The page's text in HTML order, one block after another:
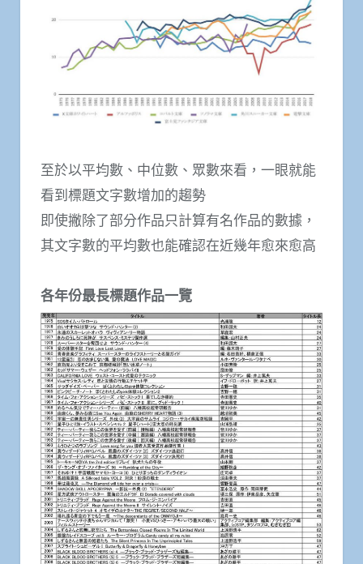
至於以平均數、中位數、眾數來看，一眼就能
看到標題文字數增加的趨勢
即使撇除了部分作品只計算有名作品的數據，
其文字數的平均數也能確認在近幾年愈來愈高
各年份最長標題作品一覽